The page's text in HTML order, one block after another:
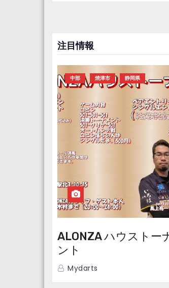
注目情報
中部 焼津市 静岡県
ALONZA ハウストー
ント
Mydarts